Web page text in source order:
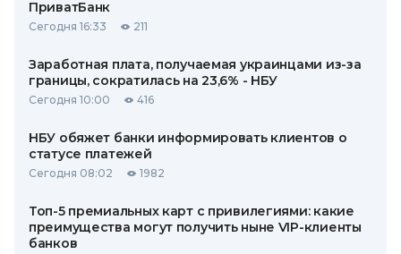
ПриватБанк
Сегодня 16:33 211
Заработная плата, получаемая украинцами из-за
границы, сократилась на 23,6% - НБУ
Сегодня 10:00 416
НБУ обяжет банки информировать клиентов о
статусе платежей
Сегодня 08:02 1982
Топ-5 премиальных карт с привилегиями: какие
преимущества могут получить ныне VIP-клиенты
банков